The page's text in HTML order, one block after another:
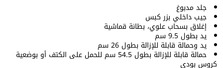
جلد مدبوغ
جيب داخلي بزر كبس
إغلاق بسحاب علوي، بطانة قماشية
يد بطول 9.5 سم
يد وحمالة قابلة للإزالة بطول 26 سم
حمالة قابلة للإزالة بطول 54.5 سم للحمل على الكتف أو بوضعية
كروس بودي